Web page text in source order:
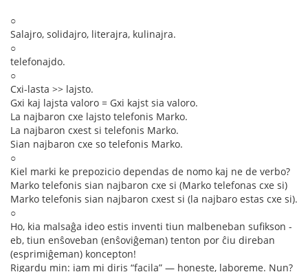
○
Salajro, solidajro, literajra, kulinajra.
○
telefonajdo.
○
Cxi-lasta >> lajsto.
Gxi kaj lajsta valoro = Gxi kajst sia valoro.
La najbaron cxe lajsto telefonis Marko.
La najbaron cxest si telefonis Marko.
Sian najbaron cxe so telefonis Marko.
○
Kiel marki ke prepozicio dependas de nomo kaj ne de verbo?
Marko telefonis sian najbaron cxe si (Marko telefonas cxe si)
Marko telefonis sian najbaron cxest si (la najbaro estas cxe si).
○
Ho, kia malsaĝa ideo estis inventi tiun malbeneban sufikson -
eb, tiun enŝoveban (enŝoviĝeman) tenton por ĉiu direban
(esprimiĝeman) koncepton!
Rigardu min: iam mi diris “facila” — honeste, laboreme. Nun?